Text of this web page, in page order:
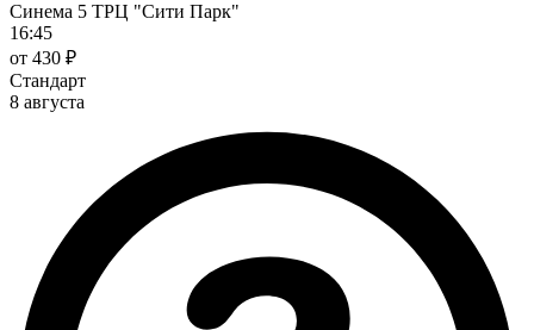
Синема 5 ТРЦ "Сити Парк"
16:45
от 430 ₽
Стандарт
8 августа